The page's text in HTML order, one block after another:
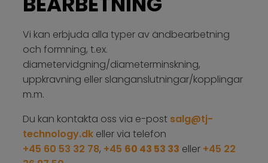
Vi kan erbjuda alla typer av ändbearbetning
och formning, t.ex.
diametervidgning/diameterminskning,
uppkravning eller slanganslutningar/kopplingar
m.m.
Du kan kontakta oss via e-post salg@tj-
technology.dk eller via telefon
+45 60 53 32 78, +45 60 43 53 33 eller +45 22